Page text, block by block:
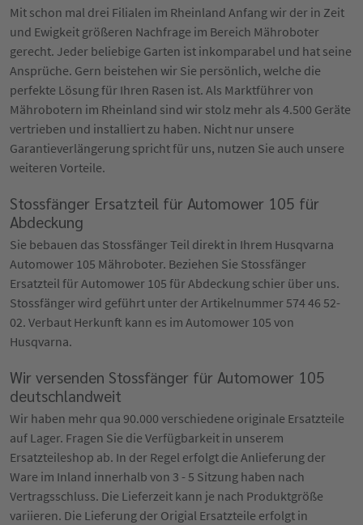
Mit schon mal drei Filialen im Rheinland Anfang wir der in Zeit
und Ewigkeit größeren Nachfrage im Bereich Mähroboter
gerecht. Jeder beliebige Garten ist inkomparabel und hat seine
Ansprüche. Gern beistehen wir Sie persönlich, welche die
perfekte Lösung für Ihren Rasen ist. Als Marktführer von
Mährobotern im Rheinland sind wir stolz mehr als 4.500 Geräte
vertrieben und installiert zu haben. Nicht nur unsere
Garantieverlängerung spricht für uns, nutzen Sie auch unsere
weiteren Vorteile.
Stossfänger Ersatzteil für Automower 105 für
Abdeckung
Sie bebauen das Stossfänger Teil direkt in Ihrem Husqvarna
Automower 105 Mähroboter. Beziehen Sie Stossfänger
Ersatzteil für Automower 105 für Abdeckung schier über uns.
Stossfänger wird geführt unter der Artikelnummer 574 46 52-
02. Verbaut Herkunft kann es im Automower 105 von
Husqvarna.
Wir versenden Stossfänger für Automower 105
deutschlandweit
Wir haben mehr qua 90.000 verschiedene originale Ersatzteile
auf Lager. Fragen Sie die Verfügbarkeit in unserem
Ersatzteileshop ab. In der Regel erfolgt die Anlieferung der
Ware im Inland innerhalb von 3 - 5 Sitzung haben nach
Vertragsschluss. Die Lieferzeit kann je nach Produktgröße
variieren. Die Lieferung der Origial Ersatzteile erfolgt in